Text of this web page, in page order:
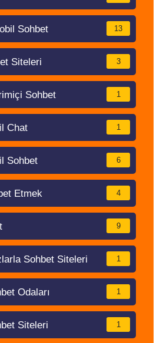
Sohbet 13
Siteleri 3
Sohbet 1
Chat 1
Sohbet 6
Etmek 4
9
Sohbet Siteleri 1
Odaları 1
Siteleri 1